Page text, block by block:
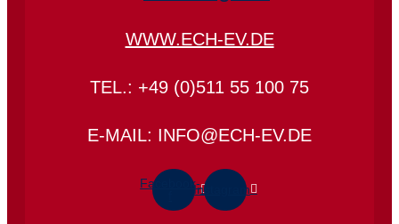
WWW.ECH-EV.DE
TEL.: +49 (0)511 55 100 75
E-MAIL: INFO@ECH-EV.DE
Facebook-Instagram